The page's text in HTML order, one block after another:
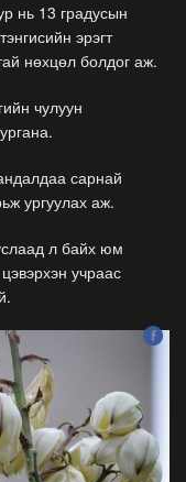
нь 13 градусын
эрэгт
нөхцөл болдог аж.
чулуун
сарнай
ургуулах аж.
л байх юм
учраас